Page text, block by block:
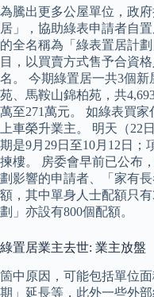
為騰出更多公屋單位，政
居」，協助綠表申請者自
的全名稱為「綠表置居計
目，以買賣方式售予合資
名。 今期綠置居一共3個
苑、馬鞍山錦柏苑，共
萬至271萬元。 如綠表買
上車榮升業主。 明天（22
期是9月29日至10月12日
揀樓。 房委會早前已公布
劃影響的申請者、「家有
額，其中單身人士配額只
劃」亦設有800個配額。
綠置居業主去世: 業主放盤
箇中原因，可能包括單位
期」延長等，此外一些外